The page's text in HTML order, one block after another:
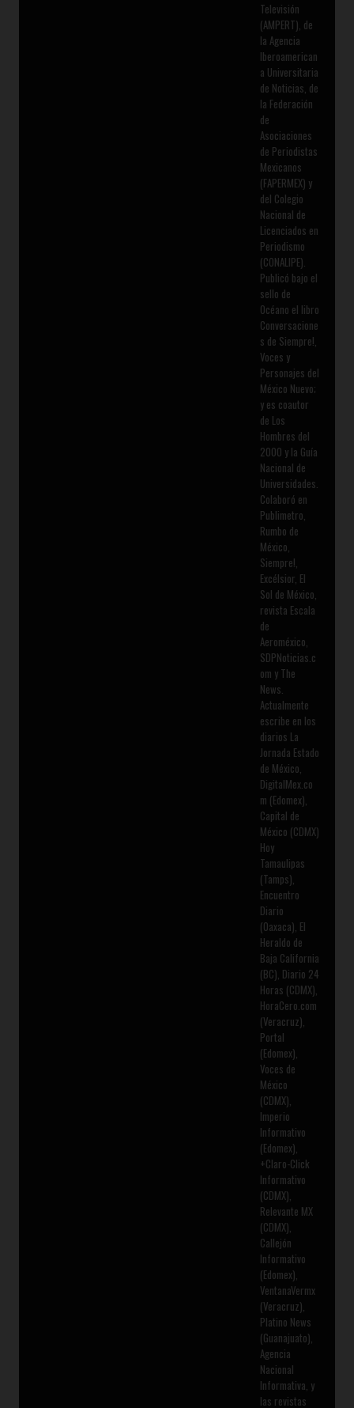
Televisión
(AMPERT), de
la Agencia
Iberoamerican
a Universitaria
de Noticias, de
la Federación
de
Asociaciones
de Periodistas
Mexicanos
(FAPERMEX) y
del Colegio
Nacional de
Licenciados en
Periodismo
(CONALIPE).
Publicó bajo el
sello de
Océano el libro
Conversacione
s de Siempre!,
Voces y
Personajes del
México Nuevo;
y es coautor
de Los
Hombres del
2000 y la Guía
Nacional de
Universidades.
Colaboró en
Publimetro,
Rumbo de
México,
Siempre!,
Excélsior, El
Sol de México,
revista Escala
de
Aeroméxico,
SDPNoticias.c
om y The
News.
Actualmente
escribe en los
diarios La
Jornada Estado
de México,
DigitalMex.co
m (Edomex),
Capital de
México (CDMX)
Hoy
Tamaulipas
(Tamps),
Encuentro
Diario
(Oaxaca), El
Heraldo de
Baja California
(BC), Diario 24
Horas (CDMX),
HoraCero.com
(Veracruz),
Portal
(Edomex),
Voces de
México
(CDMX),
Imperio
Informativo
(Edomex),
+Claro-Click
Informativo
(CDMX),
Relevante MX
(CDMX),
Callejón
Informativo
(Edomex),
VentanaVermx
(Veracruz),
Platino News
(Guanajuato),
Agencia
Nacional
Informativa, y
las revistas